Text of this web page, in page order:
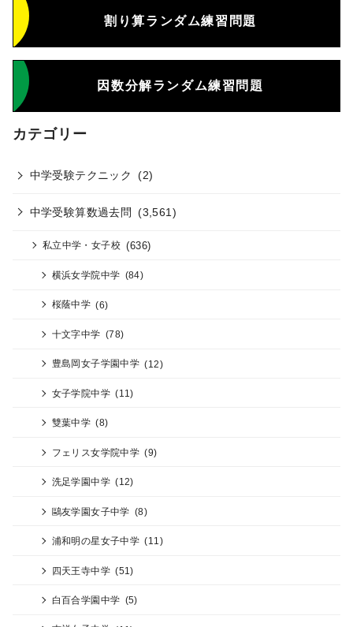
割り算ランダム練習問題
因数分解ランダム練習問題
カテゴリー
中学受験テクニック (2)
中学受験算数過去問 (3,561)
私立中学・女子校 (636)
横浜女学院中学 (84)
桜蔭中学 (6)
十文字中学 (78)
豊島岡女子学園中学 (12)
女子学院中学 (11)
雙葉中学 (8)
フェリス女学院中学 (9)
洗足学園中学 (12)
鷗友学園女子中学 (8)
浦和明の星女子中学 (11)
四天王寺中学 (51)
白百合学園中学 (5)